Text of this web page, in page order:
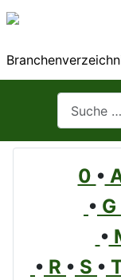
0 •
• G
•
• R • S •